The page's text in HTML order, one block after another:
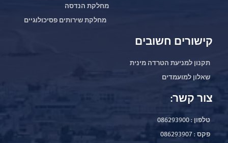
מחלקת הנדסה
מחלקת שירותים פסיכולוגיים
קישורים חשובים
תקנון למניעת הטרדה מינית
שאלון למועמדים
צור קשר:
טלפון : 086293900
פקס : 086293907